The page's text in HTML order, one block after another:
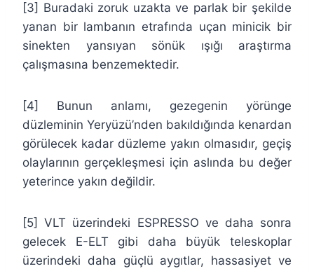
[3] Buradaki zoruk uzakta ve parlak bir şekilde
yanan bir lambanın etrafında uçan minicik bir
sinekten yansıyan sönük ışığı araştırma
çalışmasına benzemektedir.
[4] Bunun anlamı, gezegenin yörünge
düzleminin Yeryüzü’nden bakıldığında kenardan
görülecek kadar düzleme yakın olmasıdır, geçiş
olaylarının gerçekleşmesi için aslında bu değer
yeterince yakın değildir.
[5] VLT üzerindeki ESPRESSO ve daha sonra
gelecek E-ELT gibi daha büyük teleskoplar
üzerindeki daha güçlü aygıtlar, hassasiyet ve